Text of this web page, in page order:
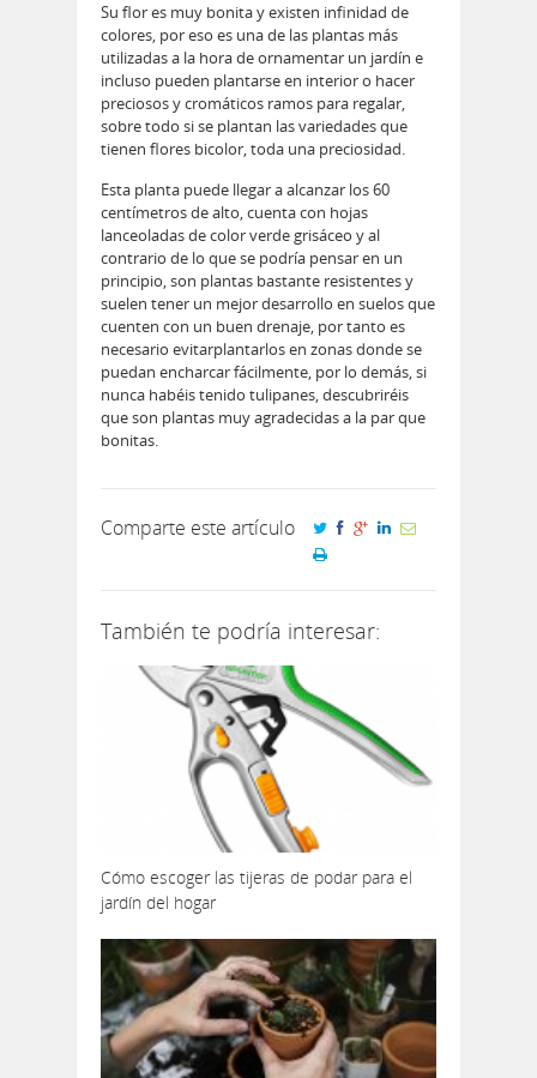
Su flor es muy bonita y existen infinidad de
colores, por eso es una de las plantas más
utilizadas a la hora de ornamentar un jardín e
incluso pueden plantarse en interior o hacer
preciosos y cromáticos ramos para regalar,
sobre todo si se plantan las variedades que
tienen flores bicolor, toda una preciosidad.
Esta planta puede llegar a alcanzar los 60
centímetros de alto, cuenta con hojas
lanceoladas de color verde grisáceo y al
contrario de lo que se podría pensar en un
principio, son plantas bastante resistentes y
suelen tener un mejor desarrollo en suelos que
cuenten con un buen drenaje, por tanto es
necesario evitarplantarlos en zonas donde se
puedan encharcar fácilmente, por lo demás, si
nunca habéis tenido tulipanes, descubriréis
que son plantas muy agradecidas a la par que
bonitas.
Comparte este artículo
También te podría interesar:
Cómo escoger las tijeras de podar para el
jardín del hogar